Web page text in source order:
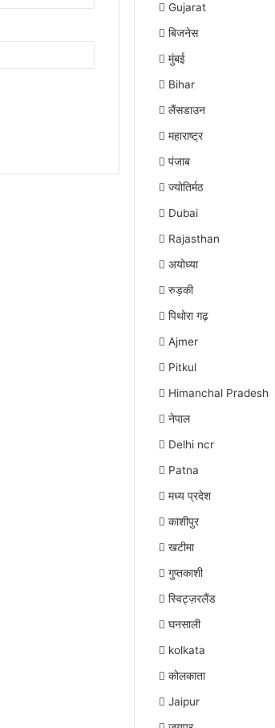
Gujarat
बिजनेस
मुंबई
Bihar
लैंसडाउन
महाराष्ट्र
पंजाब
ज्योतिर्मठ
Dubai
Rajasthan
अयोध्या
रुड़की
पिथोरा गढ़
Ajmer
Pitkul
Himanchal Pradesh
नेपाल
Delhi ncr
Patna
मध्य प्रदेश
काशीपुर
खटीमा
गुप्तकाशी
स्विट्ज़रलैंड
घनसाली
kolkata
कोलकाता
Jaipur